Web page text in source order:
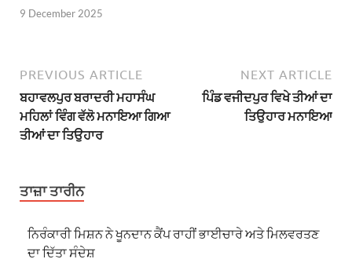
9 December 2025
PREVIOUS ARTICLE
ਬਹਾਵਲਪੁਰ ਬਰਾਦਰੀ ਮਹਾਸੰਘ
ਮਹਿਲਾਂ ਵਿੰਗ ਵੱਲੋ ਮਨਾਇਆ ਗਿਆ
ਤੀਆਂ ਦਾ ਤਿਉਹਾਰ
NEXT ARTICLE
ਪਿੰਡ ਵਜੀਦਪੁਰ ਵਿਖੇ ਤੀਆਂ ਦਾ
ਤਿਉਹਾਰ ਮਨਾਇਆ
ਤਾਜ਼ਾ ਤਾਰੀਨ
ਨਿਰੰਕਾਰੀ ਮਿਸ਼ਨ ਨੇ ਖੂਨਦਾਨ ਕੈਂਪ ਰਾਹੀਂ ਭਾਈਚਾਰੇ ਅਤੇ ਮਿਲਵਰਤਣ
ਦਾ ਦਿੱਤਾ ਸੰਦੇਸ਼